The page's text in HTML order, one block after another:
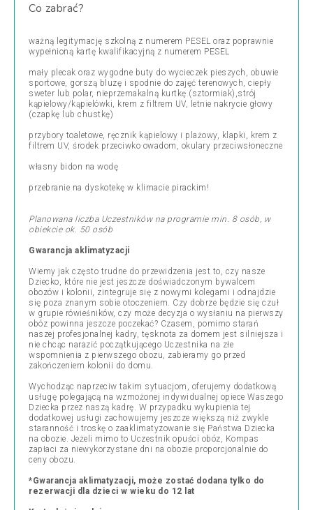
Co zabrać?
ważną legitymację szkolną z numerem PESEL oraz poprawnie
wypełnioną kartę kwalifikacyjną z numerem PESEL
mały plecak oraz wygodne buty do wycieczek pieszych, obuwie
sportowe, gorszą bluzę i spodnie do zajęć terenowych, ciepły
sweter lub polar, nieprzemakalną kurtkę (sztormiak),strój
kąpielowy/kąpielówki, krem z filtrem UV, letnie nakrycie głowy
(czapkę lub chustkę)
przybory toaletowe, ręcznik kąpielowy i plażowy, klapki, krem z
filtrem UV, środek przeciwko owadom, okulary przeciwsłoneczne
własny bidon na wodę
przebranie na dyskotekę w klimacie pirackim!
Planowana liczba Uczestników na programie min. 8 osób, w
obiekcie ok. 50 osób
Gwarancja aklimatyzacji
Wiemy jak często trudne do przewidzenia jest to, czy nasze
Dziecko, które nie jest jeszcze doświadczonym bywalcem
obozów i kolonii, zintegruje się z nowymi kolegami i odnajdzie
się poza znanym sobie otoczeniem. Czy dobrze będzie się czuł
w grupie rówieśników, czy może decyzja o wysłaniu na pierwszy
obóz powinna jeszcze poczekać? Czasem, pomimo starań
naszej profesjonalnej kadry, tęsknota za domem jest silniejsza i
nie chcąc narazić początkującego Uczestnika na złe
wspomnienia z pierwszego obozu, zabieramy go przed
zakończeniem kolonii do domu.
Wychodząc naprzeciw takim sytuacjom, oferujemy dodatkową
usługę polegającą na wzmożonej indywidualnej opiece Waszego
Dziecka przez naszą kadrę. W przypadku wykupienia tej
dodatkowej usługi zachowujemy jeszcze większą niż zwykle
staranność i troskę o zaaklimatyzowanie się Państwa Dziecka
na obozie. Jeżeli mimo to Uczestnik opuści obóz, Kompas
zapłaci za niewykorzystane dni na obozie proporcjonalnie do
ceny obozu.
*Gwarancja aklimatyzacji, może zostać dodana tylko do
rezerwacji dla dzieci w wieku do 12 lat